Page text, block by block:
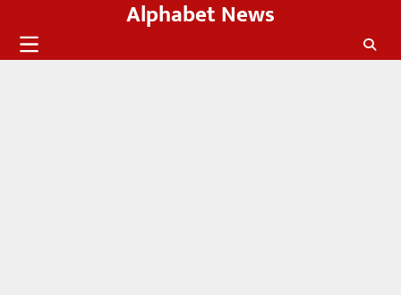
content
Alphabet News